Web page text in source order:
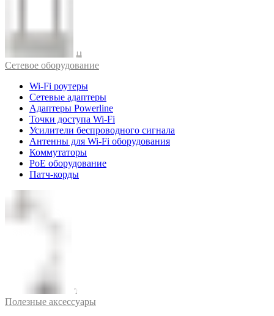
Cетевое оборудование
Wi-Fi роутеры
Сетевые адаптеры
Адаптеры Powerline
Точки доступа Wi-Fi
Усилители беспроводного сигнала
Антенны для Wi-Fi оборудования
Коммутаторы
PoE оборудование
Патч-корды
Полезные аксессуары